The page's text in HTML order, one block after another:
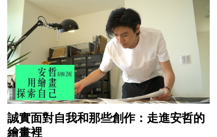
誠實面對自我和那些創作：走進安哲的
繪畫裡